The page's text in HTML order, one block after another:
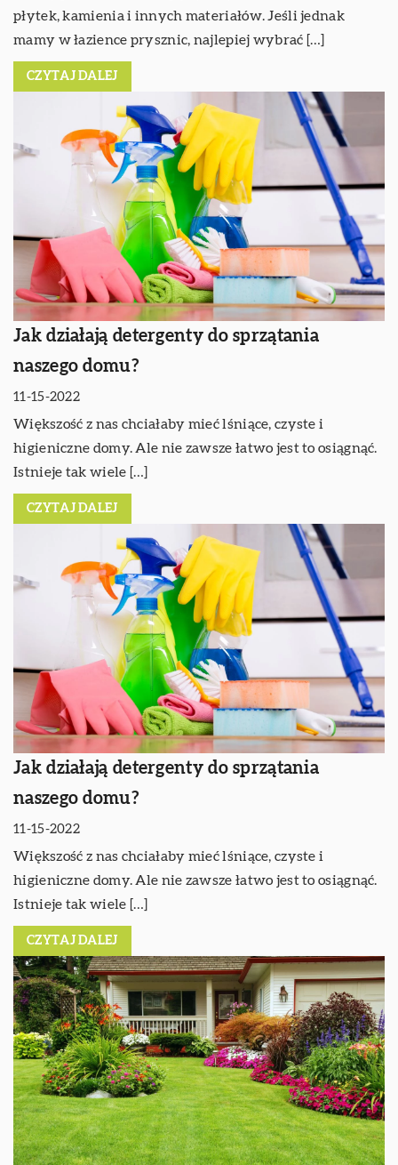
płytek, kamienia i innych materiałów. Jeśli jednak
mamy w łazience prysznic, najlepiej wybrać […]
CZYTAJ DALEJ
Jak działają detergenty do sprzątania
naszego domu?
11-15-2022
Większość z nas chciałaby mieć lśniące, czyste i
higieniczne domy. Ale nie zawsze łatwo jest to osiągnąć.
Istnieje tak wiele […]
CZYTAJ DALEJ
Jak działają detergenty do sprzątania
naszego domu?
11-15-2022
Większość z nas chciałaby mieć lśniące, czyste i
higieniczne domy. Ale nie zawsze łatwo jest to osiągnąć.
Istnieje tak wiele […]
CZYTAJ DALEJ